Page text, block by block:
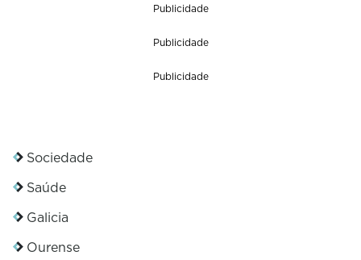
Publicidade
Publicidade
Publicidade
Sociedade
Saúde
Galicia
Ourense